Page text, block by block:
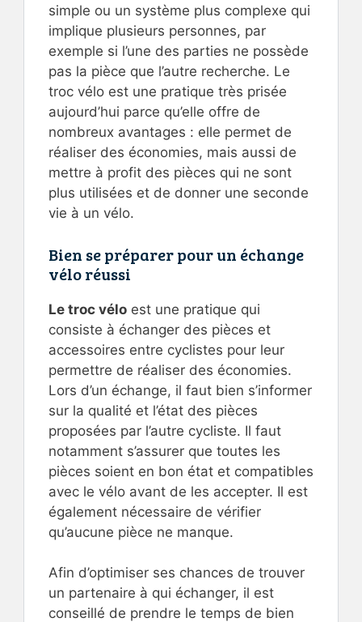
simple ou un système plus complexe qui
implique plusieurs personnes, par
exemple si l’une des parties ne possède
pas la pièce que l’autre recherche. Le
troc vélo est une pratique très prisée
aujourd’hui parce qu’elle offre de
nombreux avantages : elle permet de
réaliser des économies, mais aussi de
mettre à profit des pièces qui ne sont
plus utilisées et de donner une seconde
vie à un vélo.
Bien se préparer pour un échange
vélo réussi
Le troc vélo est une pratique qui
consiste à échanger des pièces et
accessoires entre cyclistes pour leur
permettre de réaliser des économies.
Lors d’un échange, il faut bien s’informer
sur la qualité et l’état des pièces
proposées par l’autre cycliste. Il faut
notamment s’assurer que toutes les
pièces soient en bon état et compatibles
avec le vélo avant de les accepter. Il est
également nécessaire de vérifier
qu’aucune pièce ne manque.
Afin d’optimiser ses chances de trouver
un partenaire à qui échanger, il est
conseillé de prendre le temps de bien